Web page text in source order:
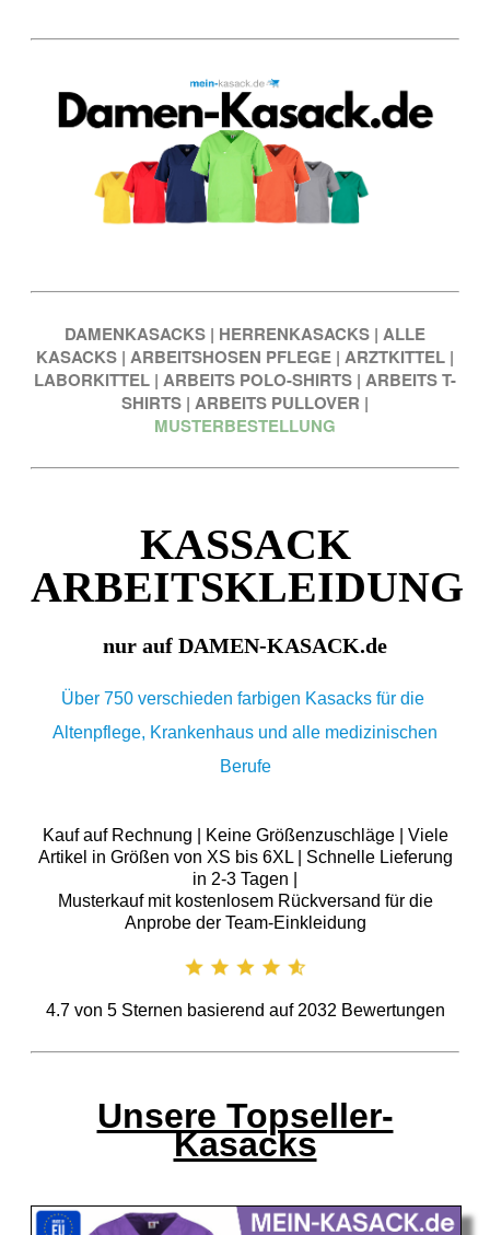
DAMENKASACKS | HERRENKASACKS | ALLE
KASACKS | ARBEITSHOSEN PFLEGE | ARZTKITTEL |
LABORKITTEL | ARBEITS POLO-SHIRTS | ARBEITS T-
SHIRTS | ARBEITS PULLOVER |
MUSTERBESTELLUNG
KASSACK
ARBEITSKLEIDUNG
nur auf DAMEN-KASACK.de
Über 750 verschieden farbigen Kasacks für die
Altenpflege, Krankenhaus und alle medizinischen
Berufe
Kauf auf Rechnung | Keine Größenzuschläge | Viele
Artikel in Größen von XS bis 6XL | Schnelle Lieferung
in 2-3 Tagen |
Musterkauf mit kostenlosem Rückversand für die
Anprobe der Team-Einkleidung
4.7von 5Sternen basierend auf 2032 Bewertungen
Unsere Topseller-
Kasacks